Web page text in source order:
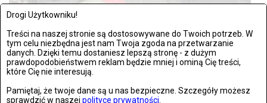
Drogi Użytkowniku!
Treści na naszej stronie są dostosowywane do Twoich potrzeb. W
tym celu niezbędna jest nam Twoja zgoda na przetwarzanie
danych. Dzięki temu dostaniesz lepszą stronę - z dużym
prawdopodobieństwem reklam będzie mniej i ominą Cię treści,
które Cię nie interesują.
Pamiętaj, że twoje dane są u nas bezpieczne. Szczegóły możesz
sprawdzić w naszej polityce prywatności
ŚRODA, 11 WRZEŚNIA 2024, 17:30